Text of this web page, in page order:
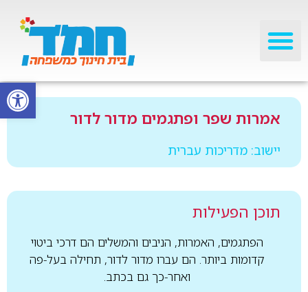
אמרות שפר ופתגמים מדור לדור
יישוב: מדריכות עברית
תוכן הפעילות
הפתגמים, האמרות, הניבים והמשלים הם דרכי ביטוי
קדומות ביותר. הם עברו מדור לדור, תחילה בעל-פה
ואחר-כך גם בכתב.
פתח